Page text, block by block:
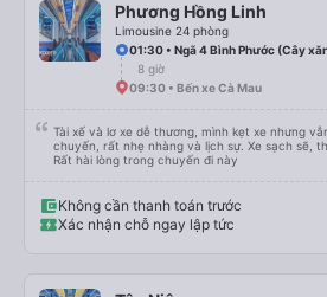
Phương Hồng Linh
Limousine 24 phòng
01:30 • Ngã 4 Bình Phước (Cây
8 giờ
09:30 • Bến xe Cà Mau
Tài xế và lơ xe dễ thương, mình kẹt xe nhưng
chuyến, rất nhẹ nhàng và lịch sự. Xe sạch sẽ,
Rất hài lòng trong chuyến đi này
Không cần thanh toán trước
Xác nhận chỗ ngay lập tức